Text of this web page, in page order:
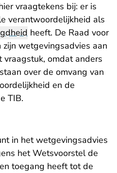
vraagtekens bij: er is
verantwoordelijkheid als
heeft. De Raad voor
wetgevingsadvies aan
omdat anders
over de omvang van
en de
TIB.
in het wetgevingsadvies
het Wetsvoorstel de
toegang heeft tot de